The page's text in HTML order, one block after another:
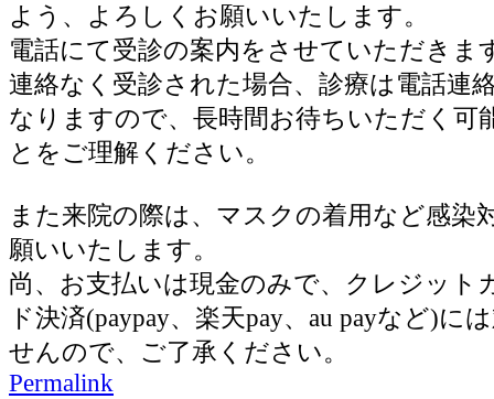
よう、よろしくお願いいたします。
電話にて受診の案内をさせていただきま
連絡なく受診された場合、診療は電話連
なりますので、長時間お待ちいただく可
とをご理解ください。
また来院の際は、マスクの着用など感染
願いいたします。
尚、お支払いは現金のみで、クレジット
ド決済(paypay、楽天pay、au payなど)に
せんので、ご了承ください。
Permalink